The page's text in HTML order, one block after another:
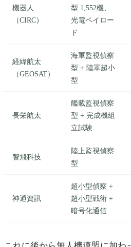
機器人
（CIRC）
型 1,552機、
光電ペイロー
ド
経緯航太
（GEOSAT）
海軍監視偵察
型 + 陸軍超小
型
長栄航太
艦載監視偵察
型 + 完成機組
立試験
智飛科技
陸上監視偵察
型
神通資訊
超小型偵察 +
超小型戦術 +
暗号化通信